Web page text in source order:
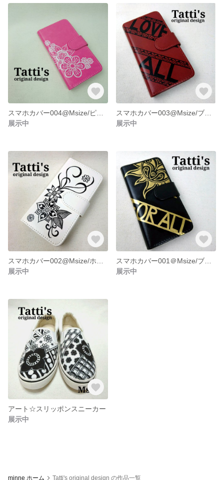
展示中
展示中
展示中
展示中
アート☆スリッポンスニーカー
展示中
minne ホーム Tatti's original design の作品一覧